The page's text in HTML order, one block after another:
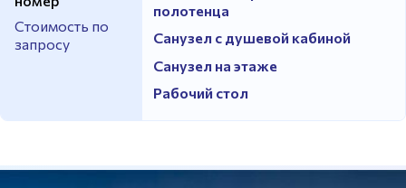
Стоимость по
запросу
полотенца
Санузел с душевой кабиной
Санузел на этаже
Рабочий стол